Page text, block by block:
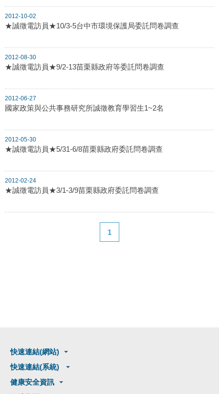
2012-10-02
★誠徵電訪員★10/3-5台中市環境保護局委託問卷調查
2012-08-30
★誠徵電訪員★9/2-13苗栗縣政府等委託問卷調查
2012-06-27
國家政策與公共事務研究所誠徵教育學習生1~2名
2012-05-30
★誠徵電訪員★5/31-6/8苗栗縣政府委託問卷調查
2012-02-24
★誠徵電訪員★3/1-3/9苗栗縣政府委託問卷調查
1
快速連結(網站)
快速連結(系統)
健康安全資訊